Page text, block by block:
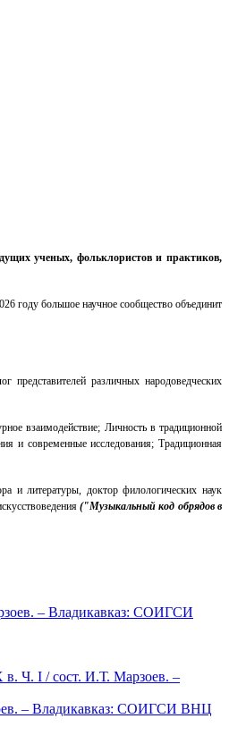
ученых, фольклористов и практиков,
году большое научное сообщество объединит
представителей различных народоведческих
взаимодействие; Личность в традиционной
и современные исследования;Традиционная
и литературы, доктор филологических наук
("Музыкальный код обрядов в
– Владикавказ: СОИГСИ
Ч. I / сост. И.Т. Марзоев. –
– Владикавказ: СОИГСИ ВНЦ